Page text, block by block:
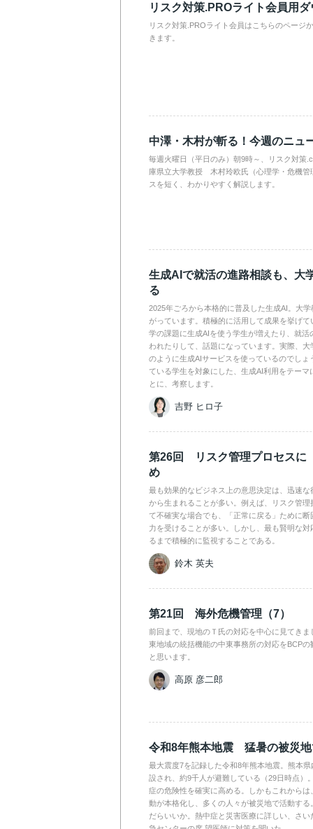
リスク対策.PROライト会員用
リスク対策.PROライト会員はこちらのページ
きます。
中澤・木村が斬る！今週のニュ
毎週火曜日（平日のみ）朝9時～、リスク対
庫県立大学教授 木村玲欧氏（心理学・危機管
スを短く、わかりやすく解説します。
生成AIで就活の進路相談も、大
る
2025年ごろから本格的に普及した生成AI。大
がっています。積極的に活用して成果を挙げ
学の課題に生成AIを使う学生が増えたり、就活
われたりして、話題になっています。実際、
のように生成AIサービスを使っているのでしょ
ている学生を対象にした、生成AI利用をテーマ
とに、考察します。
吉野 ヒロ子
第26回 リスク管理プロセスに
め
最も効果的なビジネス上の意思決定は、迅速
から生まれることが多い。例えば、リスク管
て不確実な場合でも、「正常に戻る」ために
力を受けることが多い。しかし、最も賢明な
るまで積極的に監視することである。
鈴木 英夫
第21回 海外危機管理（7）
前回まで、現地のＴ氏の対応を中心に見てき
東地域の統括機能の中東事務所の対応をBCP
と思います。
高原 彦二郎
令和8年熊本地震 猛暑の被災地
最大震度7を記録した令和8年熊本地震。熊本
設され、約9千人が避難している（29日時点）
症の危険性を確実に高める。しかもこれから
動が本格化し、多くの人々が被災地で活動す
だらいいか。熱中症と災害医療に詳しい、さ